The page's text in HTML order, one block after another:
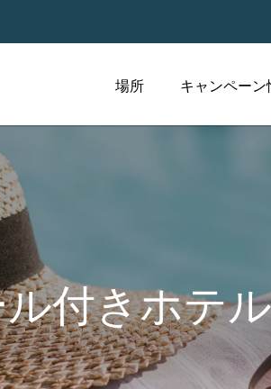
場所 キャンペーン
付きホテル